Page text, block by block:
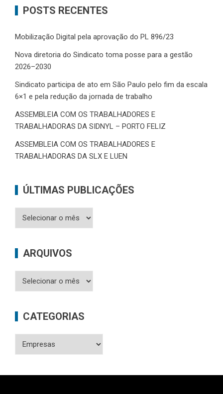
POSTS RECENTES
Mobilização Digital pela aprovação do PL 896/23
Nova diretoria do Sindicato toma posse para a gestão
2026–2030
Sindicato participa de ato em São Paulo pelo fim da escala
6×1 e pela redução da jornada de trabalho
ASSEMBLEIA COM OS TRABALHADORES E
TRABALHADORAS DA SIDNYL – PORTO FELIZ
ASSEMBLEIA COM OS TRABALHADORES E
TRABALHADORAS DA SLX E LUEN
ÚLTIMAS PUBLICAÇÕES
ARQUIVOS
CATEGORIAS